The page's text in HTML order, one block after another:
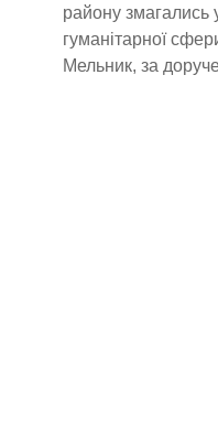
району змагались
гуманітарної
Мельник, за